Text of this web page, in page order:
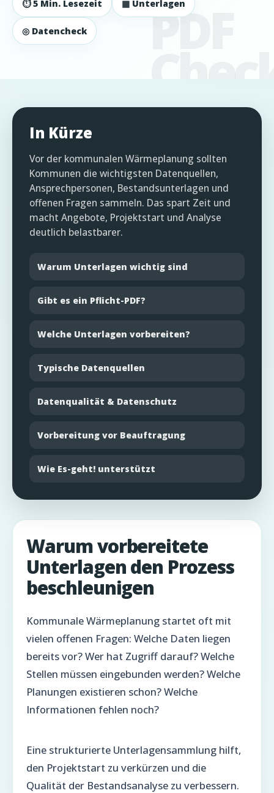
⏱ 5 Min. Lesezeit ▦ Unterlagen
◎ Datencheck
In Kürze
Vor der kommunalen Wärmeplanung sollten
Kommunen die wichtigsten Datenquellen,
Ansprechpersonen, Bestandsunterlagen und
offenen Fragen sammeln. Das spart Zeit und
macht Angebote, Projektstart und Analyse
deutlich belastbarer.
Warum Unterlagen wichtig sind
Gibt es ein Pflicht-PDF?
Welche Unterlagen vorbereiten?
Typische Datenquellen
Datenqualität & Datenschutz
Vorbereitung vor Beauftragung
Wie Es-geht! unterstützt
Warum vorbereitete
Unterlagen den Prozess
beschleunigen
Kommunale Wärmeplanung startet oft mit
vielen offenen Fragen: Welche Daten liegen
bereits vor? Wer hat Zugriff darauf? Welche
Stellen müssen eingebunden werden? Welche
Planungen existieren schon? Welche
Informationen fehlen noch?
Eine strukturierte Unterlagensammlung hilft,
den Projektstart zu verkürzen und die
Qualität der Bestandsanalyse zu verbessern.